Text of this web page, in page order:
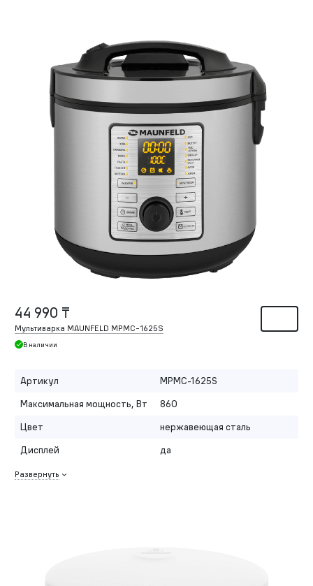
44 990 ₸
Мультиварка MAUNFELD MPMC-1625S
В наличии
Артикул
MPMC-1625S
Максимальная мощность, Вт
860
Цвет
нержавеющая сталь
Дисплей
да
Развернуть